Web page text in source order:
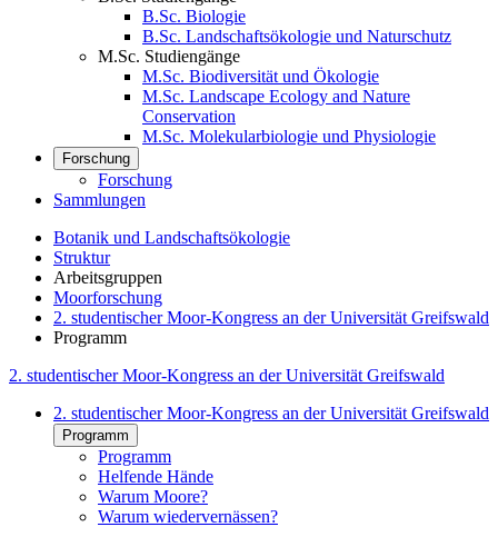
B.Sc. Biologie
B.Sc. Landschaftsökologie und Naturschutz
M.Sc. Studiengänge
M.Sc. Biodiversität und Ökologie
M.Sc. Landscape Ecology and Nature
Conservation
M.Sc. Molekularbiologie und Physiologie
Forschung
Forschung
Sammlungen
Botanik und Landschaftsökologie
Struktur
Arbeitsgruppen
Moorforschung
2. studentischer Moor-Kongress an der Universität Greifswald
Programm
2. studentischer Moor-Kongress an der Universität Greifswald
2. studentischer Moor-Kongress an der Universität Greifswald
Programm
Programm
Helfende Hände
Warum Moore?
Warum wiedervernässen?